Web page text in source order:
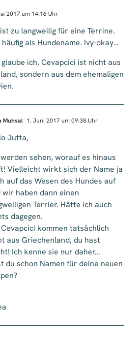
2017 um 14:16 Uhr
zu langweilig für eine Terrine.
als Hundename. Ivy-okay…
ich, Cevapcici ist nicht aus
sondern aus dem ehemaligen
Muhsal 1. Juni 2017 um 09:38 Uhr
Jutta,
sehen, worauf es hinaus
Vielleicht wirkt sich der Name ja
auf das Wesen des Hundes auf
wir haben dann einen
Terrier. Hätte ich auch
dagegen.
kommen tatsächlich
aus Griechenland, du hast
Ich kenne sie nur daher…
du schon Namen für deine neuen